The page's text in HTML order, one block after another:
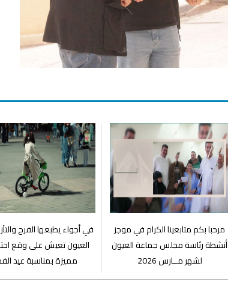
مرحبا بكم متابعينا الكرام في موجز
أنشطة رئاسة مجلس جماعة العيون
لشهر مــارس 2026
في أجواء يطبعها الفرح
العيون تعيش على وقع
مميزة بمناسبة عيد